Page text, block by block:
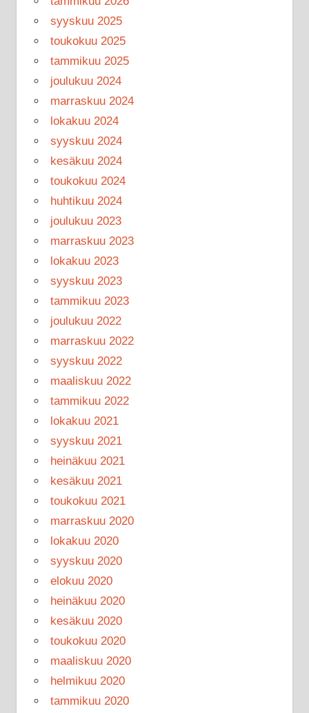
syyskuu 2025
toukokuu 2025
tammikuu 2025
joulukuu 2024
marraskuu 2024
lokakuu 2024
syyskuu 2024
kesäkuu 2024
toukokuu 2024
huhtikuu 2024
joulukuu 2023
marraskuu 2023
lokakuu 2023
syyskuu 2023
tammikuu 2023
joulukuu 2022
marraskuu 2022
syyskuu 2022
maaliskuu 2022
tammikuu 2022
lokakuu 2021
syyskuu 2021
heinäkuu 2021
kesäkuu 2021
toukokuu 2021
marraskuu 2020
lokakuu 2020
syyskuu 2020
elokuu 2020
heinäkuu 2020
kesäkuu 2020
toukokuu 2020
maaliskuu 2020
helmikuu 2020
tammikuu 2020